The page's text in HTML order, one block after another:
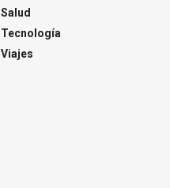
Salud
Tecnología
Viajes